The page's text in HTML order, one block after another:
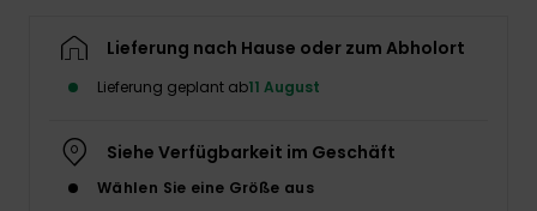
Lieferung nach Hause oder zum Abholort
Lieferung geplant ab11 August
Siehe Verfügbarkeit im Geschäft
Wählen Sie eine Größe aus